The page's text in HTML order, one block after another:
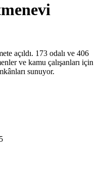
açıldı. 173 odalı ve 406
ve kamu çalışanları için
sunuyor.